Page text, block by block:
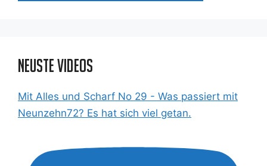
Neuste Videos
Mit Alles und Scharf No 29 - Was passiert mit
Neunzehn72? Es hat sich viel getan.